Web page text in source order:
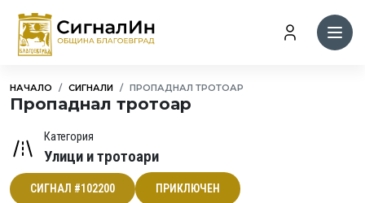
НАЧАЛО СИГНАЛИ ПРОПАДНАЛ ТРОТОАР
Пропаднал тротоар
Категория
Улици и тротоари
СИГНАЛ #102200 ПРИКЛЮЧЕН